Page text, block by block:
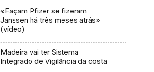
«Façam Pfizer se fizeram
Janssen há três meses atrás»
(vídeo)
Madeira vai ter Sistema
Integrado de Vigilância da costa